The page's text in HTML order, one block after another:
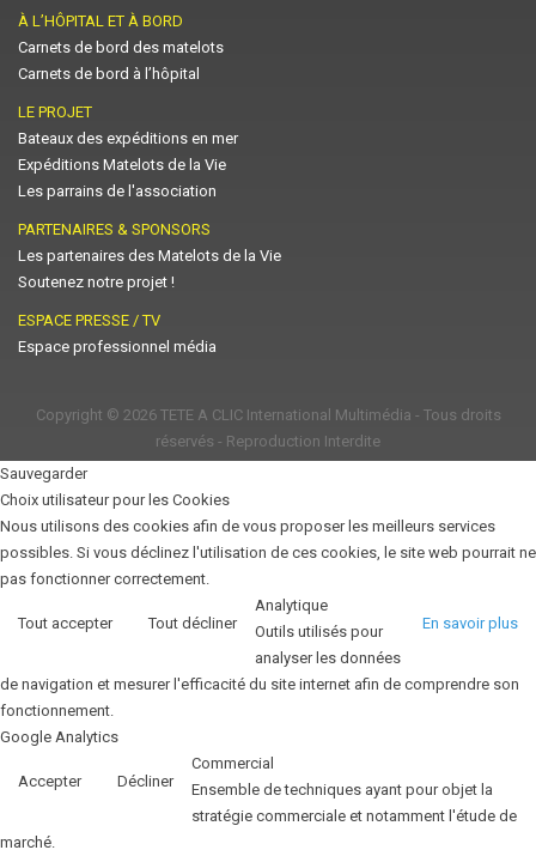
À L’HÔPITAL ET À BORD
Carnets de bord des matelots
Carnets de bord à l’hôpital
LE PROJET
Bateaux des expéditions en mer
Expéditions Matelots de la Vie
Les parrains de l'association
PARTENAIRES & SPONSORS
Les partenaires des Matelots de la Vie
Soutenez notre projet !
ESPACE PRESSE / TV
Espace professionnel média
Copyright © 2026 TETE A CLIC International Multimédia - Tous droits
réservés - Reproduction Interdite
Sauvegarder
Choix utilisateur pour les Cookies
Nous utilisons des cookies afin de vous proposer les meilleurs services
possibles. Si vous déclinez l'utilisation de ces cookies, le site web pourrait ne
pas fonctionner correctement.
Tout accepter Tout décliner En savoir plus
Analytique
Outils utilisés pour
analyser les données
de navigation et mesurer l'efficacité du site internet afin de comprendre son
fonctionnement.
Google Analytics
Accepter Décliner
Commercial
Ensemble de techniques ayant pour objet la
stratégie commerciale et notamment l'étude de
marché.